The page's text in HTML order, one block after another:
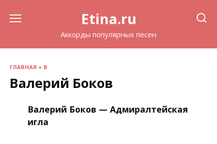
Etina.ru
Аккорды популярных песен
ГЛАВНАЯ » В
Валерий Боков
Валерий Боков — Адмиралтейская
игла